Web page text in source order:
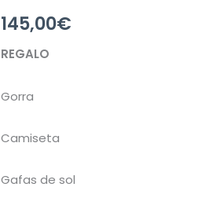
145,00€
REGALO
Gorra
Camiseta
Gafas de sol